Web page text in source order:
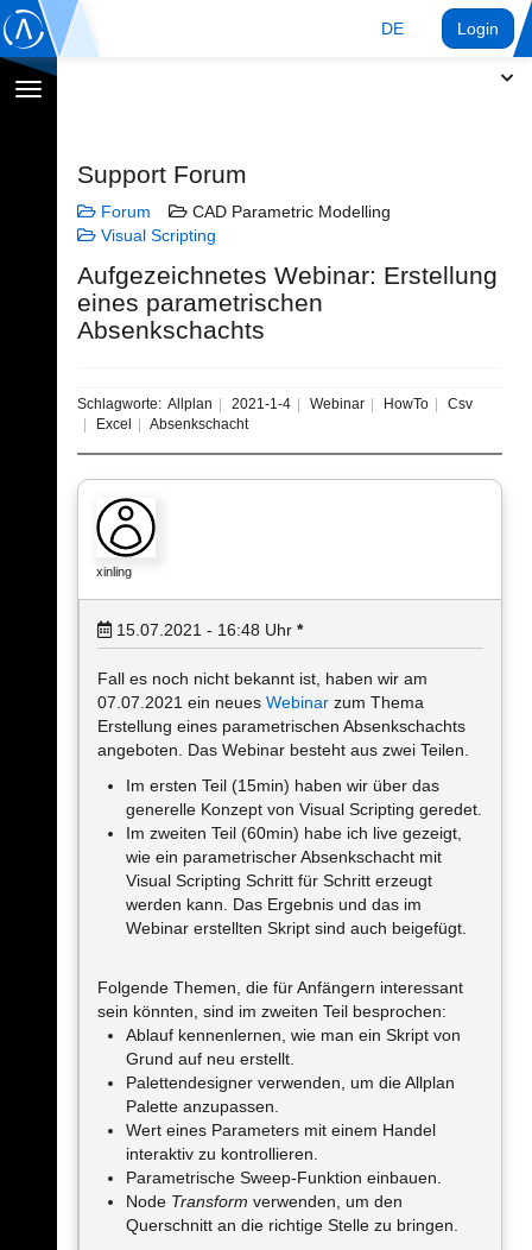
DE Login
Navigation
Support Forum
Forum
CAD Parametric Modelling
Visual Scripting
Aufgezeichnetes Webinar: Erstellung
eines parametrischen
Absenkschachts
Schlagworte: Allplan 2021-1-4 Webinar HowTo
Csv
Excel
Absenkschacht
xinling
15.07.2021 - 16:48 Uhr *
Fall es noch nicht bekannt ist, haben wir am
07.07.2021 ein neues Webinar zum Thema
Erstellung eines parametrischen Absenkschachts
angeboten. Das Webinar besteht aus zwei Teilen.
Im ersten Teil (15min) haben wir über das
generelle Konzept von Visual Scripting geredet.
Im zweiten Teil (60min) habe ich live gezeigt,
wie ein parametrischer Absenkschacht mit
Visual Scripting Schritt für Schritt erzeugt
werden kann. Das Ergebnis und das im
Webinar erstellten Skript sind auch beigefügt.
Folgende Themen, die für Anfängern interessant
sein könnten, sind im zweiten Teil besprochen:
Ablauf kennenlernen, wie man ein Skript von
Grund auf neu erstellt.
Palettendesigner verwenden, um die Allplan
Palette anzupassen.
Wert eines Parameters mit einem Handel
interaktiv zu kontrollieren.
Parametrische Sweep-Funktion einbauen.
Node Transform verwenden, um den
Querschnitt an die richtige Stelle zu bringen.